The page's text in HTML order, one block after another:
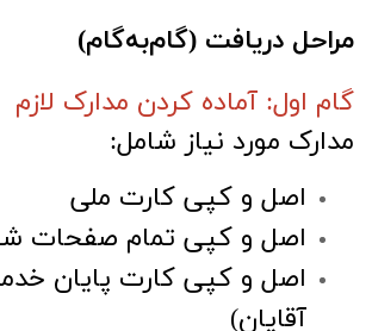
مراحل دریافت (گام‌به‌گام)
گام اول: آماده کردن مدارک لازم
مدارک مورد نیاز شامل:
اصل و کپی کارت ملی
اصل و کپی تمام صفحات
آقایان)